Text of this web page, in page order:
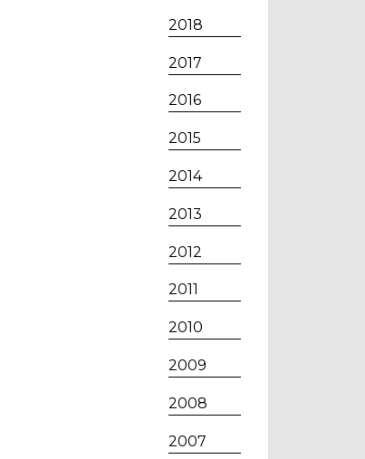
2018
2017
2016
2015
2014
2013
2012
2011
2010
2009
2008
2007